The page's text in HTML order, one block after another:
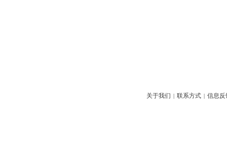
关于我们 | 联系方式 | 信息反